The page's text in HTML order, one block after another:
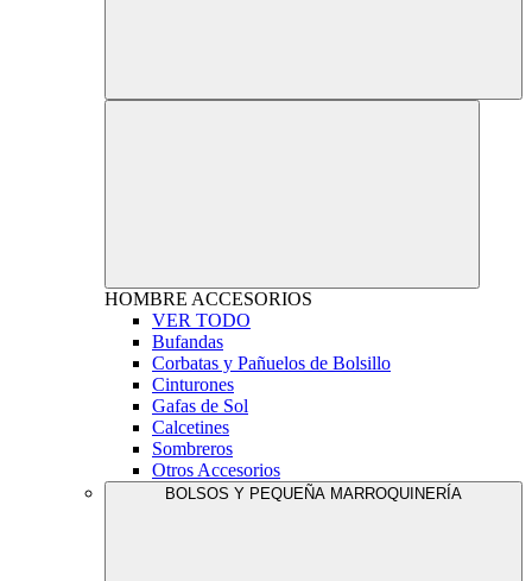
HOMBRE ACCESORIOS
VER TODO
Bufandas
Corbatas y Pañuelos de Bolsillo
Cinturones
Gafas de Sol
Calcetines
Sombreros
Otros Accesorios
BOLSOS Y PEQUEÑA MARROQUINERÍA